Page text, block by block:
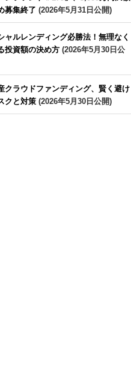
募集終了 (2026年5月31日公開)
ャルレンディング必勝法！無理なく
投資額の決め方(2026年5月30日公
クラウドファンディング、賢く避け
クと対策(2026年5月30日公開)